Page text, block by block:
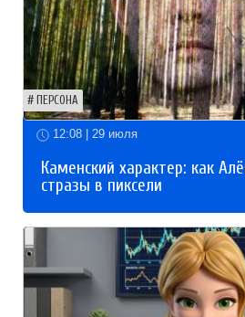
ПЕРСОНА
12:08 | 29 июля
Каменский характер: как
стразы в пиксели